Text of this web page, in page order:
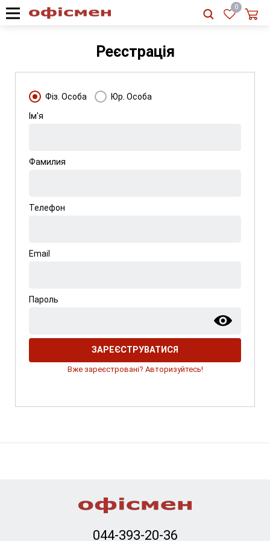
RU
0
Реєстрація
Фіз. Особа
Юр. Особа
Ім'я
Фамилия
Телефон
Email
Пароль
ЗАРЕЄСТРУВАТИСЯ
Вже зареєстровані? Авторизуйтесь!
044-393-20-36